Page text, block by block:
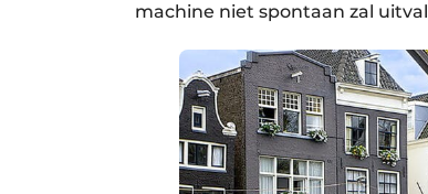
machine niet spontaan zal